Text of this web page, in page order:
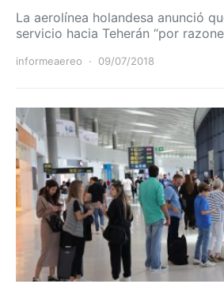
La aerolínea holandesa anunció
servicio hacia Teherán “por
informeaereo 09/07/2018